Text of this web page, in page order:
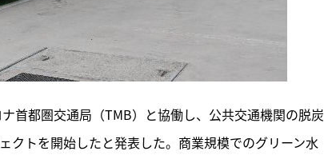
首都圏交通局（TMB）と協働し、公共交通機関の脱炭
クトを開始したと発表した。商業規模でのグリーン水